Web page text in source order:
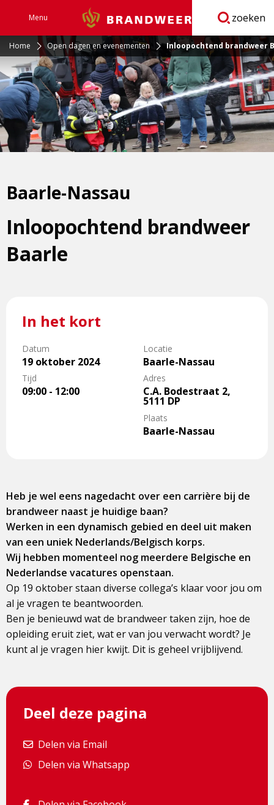
Menu Brandweer zoeken
Home Open dagen en evenementen Inloopochtend brandweer
Inloopochtend brandweer
Baarle
Baarle-Nassau
In het kort
Datum
19 oktober 2024
Tijd
09:00 - 12:00
Locatie
Baarle-Nassau
Adres
C.A. Bodestraat 2,
5111 DP
Plaats
Baarle-Nassau
Heb je wel eens nagedacht over een carrière bij de
brandweer naast je huidige baan?
Werken in een dynamisch gebied en deel uit maken
van een uniek Nederlands/Belgisch korps.
Wij hebben momenteel nog meerdere Belgische en
Nederlandse vacatures openstaan.
Op 19 oktober staan diverse collega’s klaar voor jou om
al je vragen te beantwoorden.
Ben je benieuwd wat de brandweer taken zijn, hoe de
opleiding eruit ziet, wat er van jou verwacht wordt? Je
kunt al je vragen hier kwijt. Dit is geheel vrijblijvend.
Deel deze pagina
Delen via Email
Delen via Email
Delen via Whatsapp
Delen via Whatsapp